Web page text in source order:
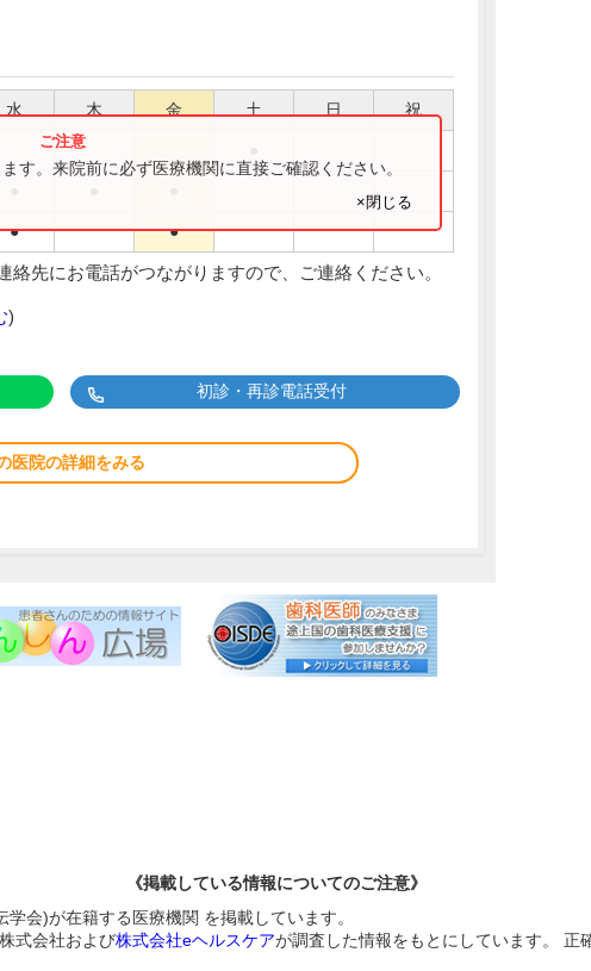
水 木 金 土 日 祝
● ●
す。来院前に必ず医療機関に直接ご確認ください。
×閉じる
絡先にお電話がつながりますので、ご連絡ください。
)
初診・再診電話受付
医院の詳細をみる
《掲載している情報についてのご注意》
会)が在籍する医療機関 を掲載しています。
式会社および株式会社eヘルスケアが調査した情報をもとにしています。 正